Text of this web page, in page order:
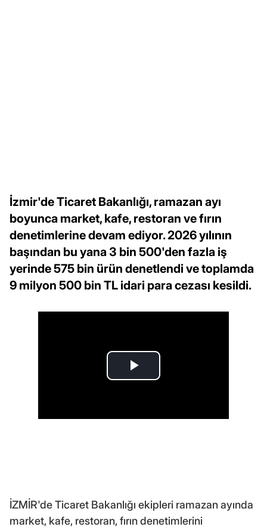
İzmir'de Ticaret Bakanlığı, ramazan ayı
boyunca market, kafe, restoran ve fırın
denetimlerine devam ediyor. 2026 yılının
başından bu yana 3 bin 500'den fazla iş
yerinde 575 bin ürün denetlendi ve toplamda
9 milyon 500 bin TL idari para cezası kesildi.
İZMİR'de Ticaret Bakanlığı ekipleri ramazan ayında
market, kafe, restoran, fırın denetimlerini